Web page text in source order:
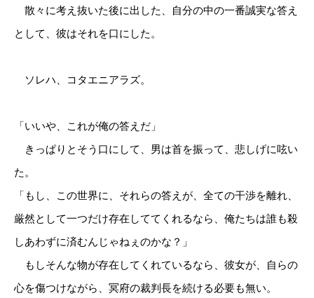
散々に考え抜いた後に出した、自分の中の一番誠実な答え
として、彼はそれを口にした。
ソレハ、コタエニアラズ。
「いいや、これが俺の答えだ」
きっぱりとそう口にして、男は首を振って、悲しげに呟い
た。
「もし、この世界に、それらの答えが、全ての干渉を離れ、
厳然として一つだけ存在しててくれるなら、俺たちは誰も殺
しあわずに済むんじゃねぇのかな？」
もしそんな物が存在してくれているなら、彼女が、自らの
心を傷つけながら、冥府の裁判長を続ける必要も無い。